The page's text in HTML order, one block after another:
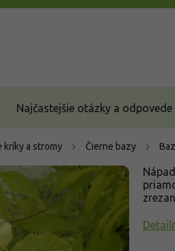
Najčastejšie otázky a odpovede
kríky a stromy Čierne bazy